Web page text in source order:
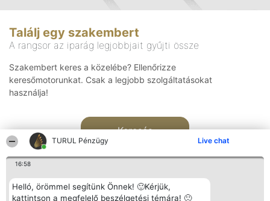
TURUL Pénzügy Live chat
16:58
Helló, örömmel segítünk Önnek! 🙂Kérjük,
kattintson a megfelelő beszélgetési témára! 🙂
Találj egy szakembert
A rangsor az iparág legjobbjait gyűjti össze
Szakembert keres a közelébe? Ellenőrizze
keresőmotorunkat. Csak a legjobb szolgáltatásokat
használja!
Keresés